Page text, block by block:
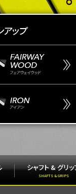
シャフト & グリッ
SHAFTS & GRIPS